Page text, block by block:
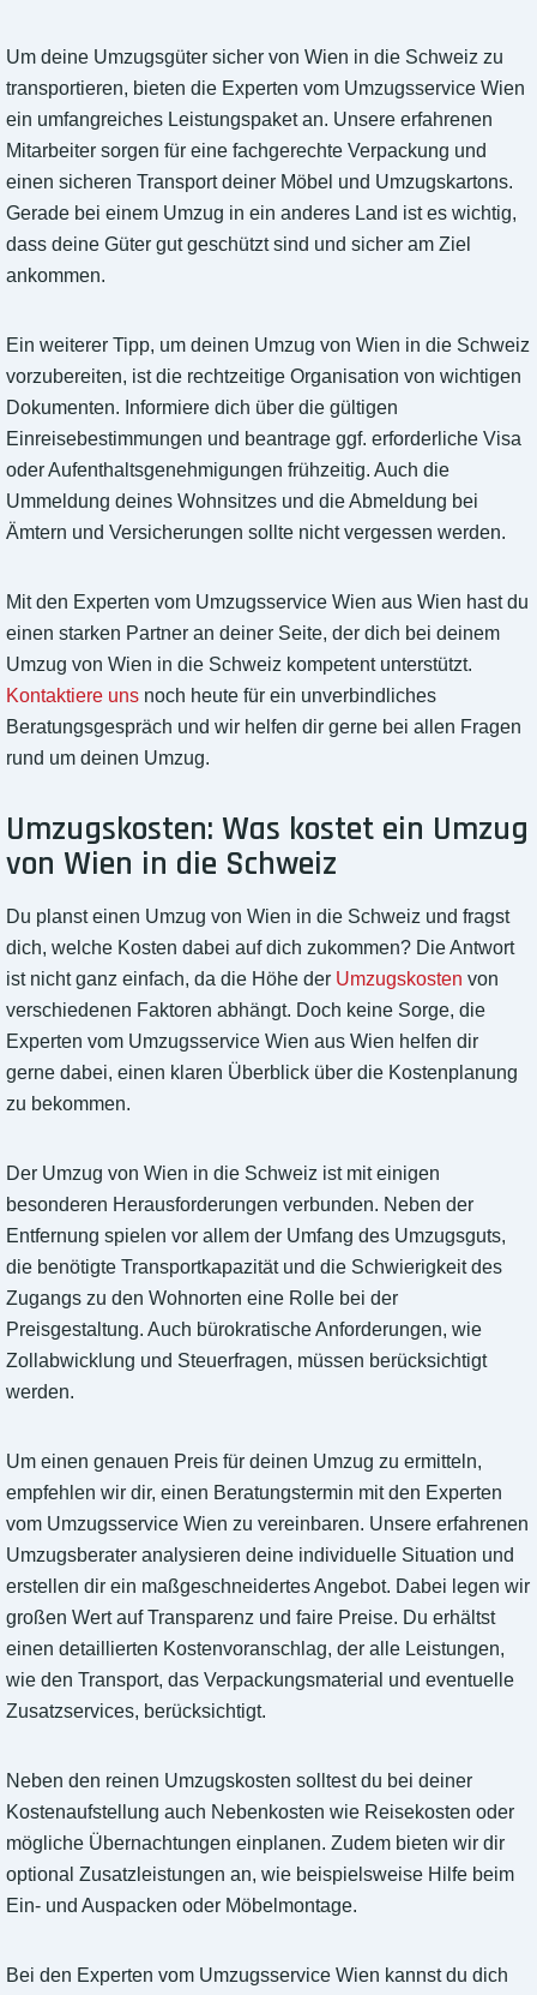
Um deine Umzugsgüter sicher von Wien in die Schweiz zu
transportieren, bieten die Experten vom Umzugsservice Wien
ein umfangreiches Leistungspaket an. Unsere erfahrenen
Mitarbeiter sorgen für eine fachgerechte Verpackung und
einen sicheren Transport deiner Möbel und Umzugskartons.
Gerade bei einem Umzug in ein anderes Land ist es wichtig,
dass deine Güter gut geschützt sind und sicher am Ziel
ankommen.
Ein weiterer Tipp, um deinen Umzug von Wien in die Schweiz
vorzubereiten, ist die rechtzeitige Organisation von wichtigen
Dokumenten. Informiere dich über die gültigen
Einreisebestimmungen und beantrage ggf. erforderliche Visa
oder Aufenthaltsgenehmigungen frühzeitig. Auch die
Ummeldung deines Wohnsitzes und die Abmeldung bei
Ämtern und Versicherungen sollte nicht vergessen werden.
Mit den Experten vom Umzugsservice Wien aus Wien hast du
einen starken Partner an deiner Seite, der dich bei deinem
Umzug von Wien in die Schweiz kompetent unterstützt.
Kontaktiere uns noch heute für ein unverbindliches
Beratungsgespräch und wir helfen dir gerne bei allen Fragen
rund um deinen Umzug.
Umzugskosten: Was kostet ein Umzug
von Wien in die Schweiz
Du planst einen Umzug von Wien in die Schweiz und fragst
dich, welche Kosten dabei auf dich zukommen? Die Antwort
ist nicht ganz einfach, da die Höhe der Umzugskosten von
verschiedenen Faktoren abhängt. Doch keine Sorge, die
Experten vom Umzugsservice Wien aus Wien helfen dir
gerne dabei, einen klaren Überblick über die Kostenplanung
zu bekommen.
Der Umzug von Wien in die Schweiz ist mit einigen
besonderen Herausforderungen verbunden. Neben der
Entfernung spielen vor allem der Umfang des Umzugsguts,
die benötigte Transportkapazität und die Schwierigkeit des
Zugangs zu den Wohnorten eine Rolle bei der
Preisgestaltung. Auch bürokratische Anforderungen, wie
Zollabwicklung und Steuerfragen, müssen berücksichtigt
werden.
Um einen genauen Preis für deinen Umzug zu ermitteln,
empfehlen wir dir, einen Beratungstermin mit den Experten
vom Umzugsservice Wien zu vereinbaren. Unsere erfahrenen
Umzugsberater analysieren deine individuelle Situation und
erstellen dir ein maßgeschneidertes Angebot. Dabei legen wir
großen Wert auf Transparenz und faire Preise. Du erhältst
einen detaillierten Kostenvoranschlag, der alle Leistungen,
wie den Transport, das Verpackungsmaterial und eventuelle
Zusatzservices, berücksichtigt.
Neben den reinen Umzugskosten solltest du bei deiner
Kostenaufstellung auch Nebenkosten wie Reisekosten oder
mögliche Übernachtungen einplanen. Zudem bieten wir dir
optional Zusatzleistungen an, wie beispielsweise Hilfe beim
Ein- und Auspacken oder Möbelmontage.
Bei den Experten vom Umzugsservice Wien kannst du dich